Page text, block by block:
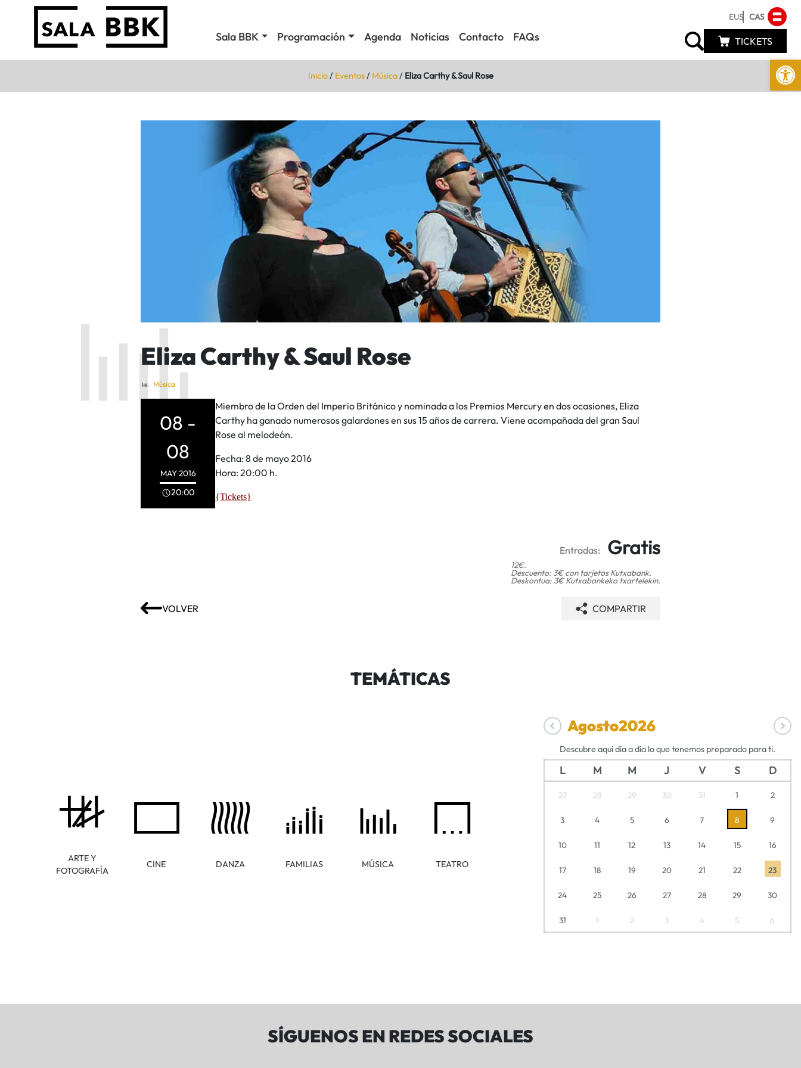
Abrir
Sala BBK Programación Agenda Noticias Contacto FAQs
EUS CAS
TICKETS
Inicio/ Eventos/ Música/ Eliza Carthy & Saul Rose
Eliza Carthy & Saul Rose
Música
08 -
08
MAY2016
20:00
Miembro de la Orden del Imperio Británico y nominada a los Premios Mercury en dos ocasiones, Eliza
Carthy ha ganado numerosos galardones en sus 15 años de carrera. Viene acompañada del gran Saul
Rose al melodeón.
Fecha: 8 de mayo 2016
Hora: 20:00 h.
{Tickets}
Entradas: Gratis
12€.
Descuento: 3€ con tarjetas Kutxabank.
Deskontua: 3€ Kutxabankeko txartelekin.
VOLVER COMPARTIR
TEMÁTICAS
ARTE Y
FOTOGRAFÍA
CINE DANZA FAMILIAS MÚSICA TEATRO
Agosto2026
Descubre aquí día a día lo que tenemos preparado para ti.
L M M J V S D
27 28 29 30 31 1 2
3 4 5 6 7 8 9
10 11 12 13 14 15 16
17 18 19 20 21 22 23
24 25 26 27 28 29 30
31 1 2 3 4 5 6
SÍGUENOS EN REDES SOCIALES